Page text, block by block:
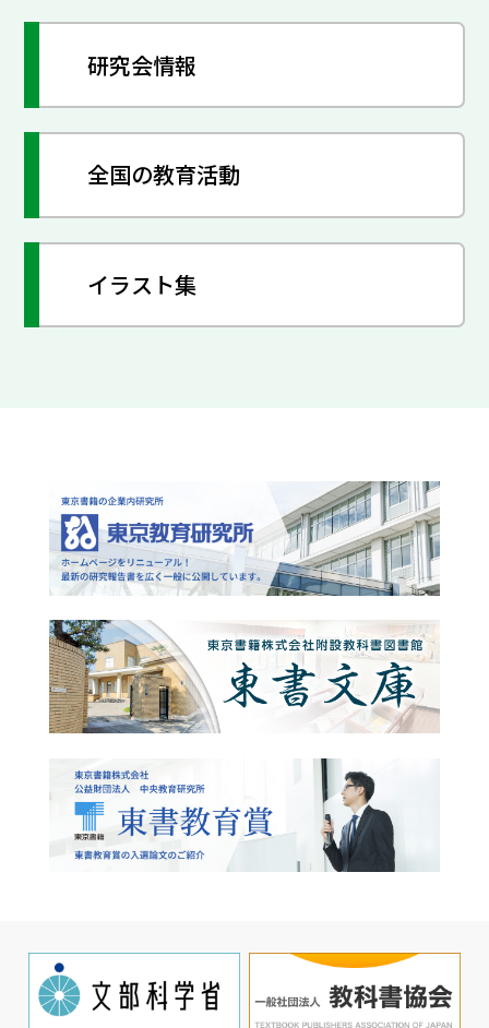
研究会情報
全国の教育活動
イラスト集